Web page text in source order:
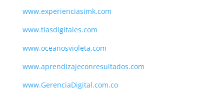
www.experienciasimk.com
www.tiasdigitales.com
www.oceanosvioleta.com
www.aprendizajeconresultados.com
www.GerenciaDigital.com.co